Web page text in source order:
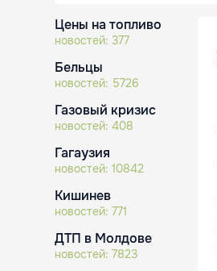
Цены на топливо
новостей: 377
Бельцы
новостей: 5726
Газовый кризис
новостей: 408
Гагаузия
новостей: 10842
Кишинев
новостей: 771
ДТП в Молдове
новостей: 7823